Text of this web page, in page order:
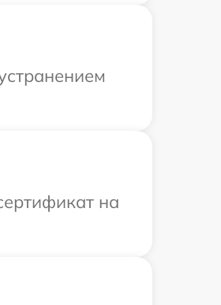
на